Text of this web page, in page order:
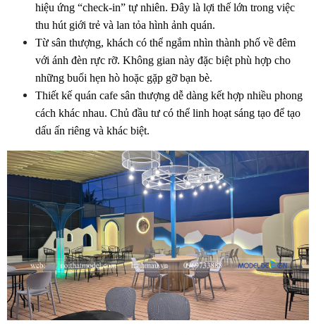
hiệu ứng “check-in” tự nhiên. Đây là lợi thế lớn trong việc
thu hút giới trẻ và lan tỏa hình ảnh quán.
Từ sân thượng, khách có thể ngắm nhìn thành phố về đêm
với ánh đèn rực rỡ. Không gian này đặc biệt phù hợp cho
những buổi hẹn hò hoặc gặp gỡ bạn bè.
Thiết kế quán cafe sân thượng dễ dàng kết hợp nhiều phong
cách khác nhau. Chủ đầu tư có thể linh hoạt sáng tạo để tạo
dấu ấn riêng và khác biệt.